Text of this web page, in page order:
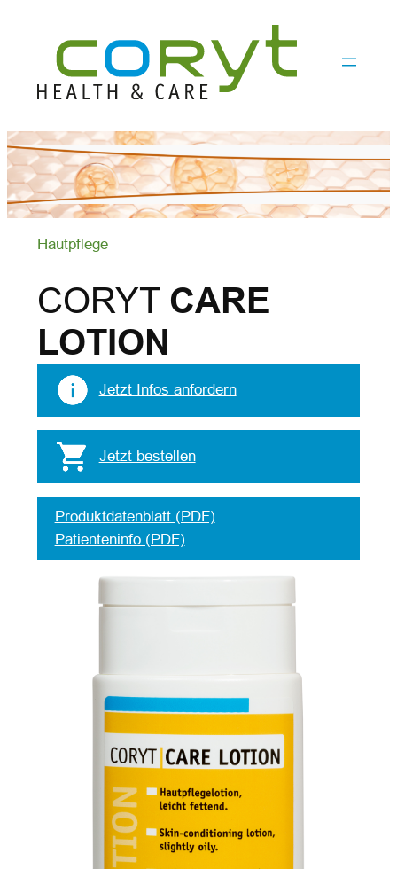
springen
Hautpflege
CORYT CARE
LOTION
Jetzt Infos anfordern
Jetzt bestellen
Produktdatenblatt (PDF)
Patienteninfo (PDF)